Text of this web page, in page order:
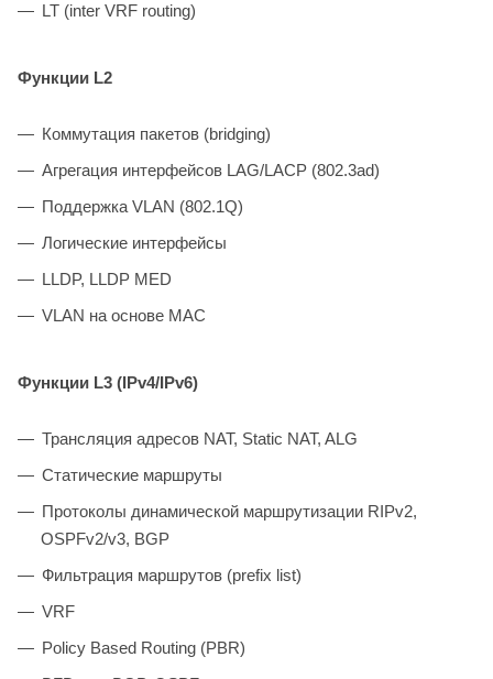
LT (inter VRF routing)
Функции L2
Коммутация пакетов (bridging)
Агрегация интерфейсов LAG/LACP (802.3ad)
Поддержка VLAN (802.1Q)
Логические интерфейсы
LLDP, LLDP MED
VLAN на основе MAC
Функции L3 (IPv4/IPv6)
Трансляция адресов NAT, Static NAT, ALG
Статические маршруты
Протоколы динамической маршрутизации RIPv2,
OSPFv2/v3, BGP
Фильтрация маршрутов (prefix list)
VRF
Policy Based Routing (PBR)